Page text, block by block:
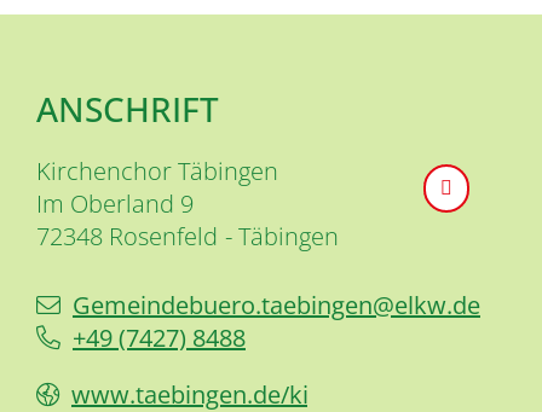
ANSCHRIFT
Kirchenchor Täbingen
Täbingen
Im Oberland 9
72348 Rosenfeld
Gemeindebuero.taebingen@elkw.de
+49 (7427) 8488
www.taebingen.de/kirchenchor